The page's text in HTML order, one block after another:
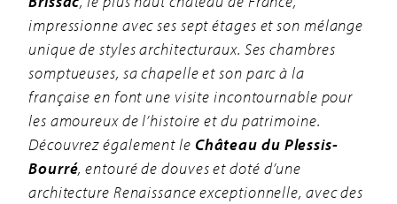
impressionne avec ses sept étages et son mélange
unique de styles architecturaux. Ses chambres
somptueuses, sa chapelle et son parc à la
française en font une visite incontournable pour
les amoureux de l’histoire et du patrimoine.
Découvrez également le Château du Plessis-
Bourré, entouré de douves et doté d’une
architecture Renaissance exceptionnelle, avec des